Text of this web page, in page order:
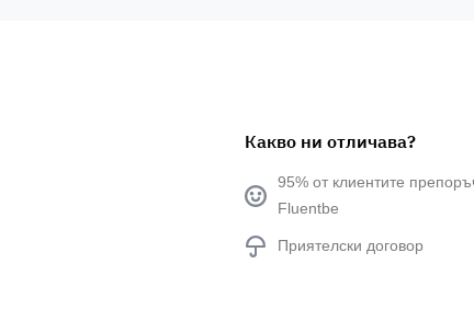
Какво ни отличава?
95% от клиентите
Fluentbe
Приятелски договор